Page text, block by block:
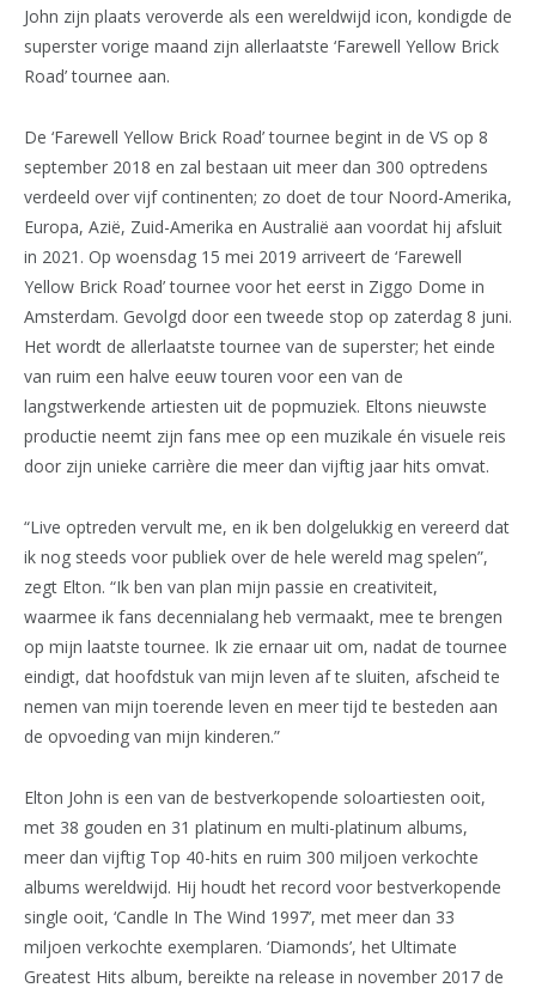
John zijn plaats veroverde als een wereldwijd icon, kondigde de
superster vorige maand zijn allerlaatste ‘Farewell Yellow Brick
Road’ tournee aan.
De ‘Farewell Yellow Brick Road’ tournee begint in de VS op 8
september 2018 en zal bestaan uit meer dan 300 optredens
verdeeld over vijf continenten; zo doet de tour Noord-Amerika,
Europa, Azië, Zuid-Amerika en Australië aan voordat hij afsluit
in 2021. Op woensdag 15 mei 2019 arriveert de ‘Farewell
Yellow Brick Road’ tournee voor het eerst in Ziggo Dome in
Amsterdam. Gevolgd door een tweede stop op zaterdag 8 juni.
Het wordt de allerlaatste tournee van de superster; het einde
van ruim een halve eeuw touren voor een van de
langstwerkende artiesten uit de popmuziek. Eltons nieuwste
productie neemt zijn fans mee op een muzikale én visuele reis
door zijn unieke carrière die meer dan vijftig jaar hits omvat.
“Live optreden vervult me, en ik ben dolgelukkig en vereerd dat
ik nog steeds voor publiek over de hele wereld mag spelen”,
zegt Elton. “Ik ben van plan mijn passie en creativiteit,
waarmee ik fans decennialang heb vermaakt, mee te brengen
op mijn laatste tournee. Ik zie ernaar uit om, nadat de tournee
eindigt, dat hoofdstuk van mijn leven af te sluiten, afscheid te
nemen van mijn toerende leven en meer tijd te besteden aan
de opvoeding van mijn kinderen.”
Elton John is een van de bestverkopende soloartiesten ooit,
met 38 gouden en 31 platinum en multi-platinum albums,
meer dan vijftig Top 40-hits en ruim 300 miljoen verkochte
albums wereldwijd. Hij houdt het record voor bestverkopende
single ooit, ‘Candle In The Wind 1997’, met meer dan 33
miljoen verkochte exemplaren. ‘Diamonds’, het Ultimate
Greatest Hits album, bereikte na release in november 2017 de